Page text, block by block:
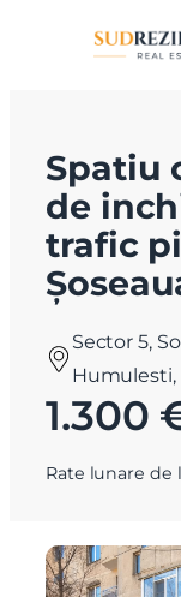
Spatiu
de
trafic
Sector 5,
Humulesti,
1.300
Rate lunare de